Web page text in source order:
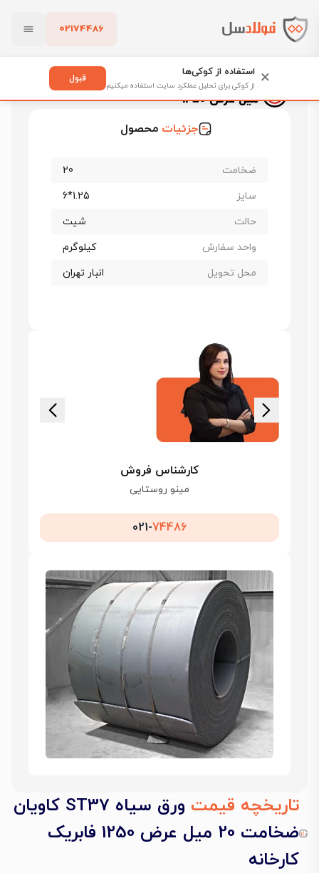
02174486
پاک کردن
فولادسل
ورق سیاه فابریک کاویان st37 ضخامت 20
میل عرض 1250
جزئیات محصول
ضخامت
20
سایز
1.25*6
حالت
شیت
واحد سفارش
کیلوگرم
محل تحویل
انبار تهران
کارشناس فروش
مینو روستایی
021-74486
تاریخچه قیمت
ورق سیاه ST37 کاویان
ضخامت 20 میل عرض 1250 فابریک
کارخانه
× استفاده از کوکی‌ها
از کوکی برای تحلیل عملکرد سایت استفاده میکنیم
قبول